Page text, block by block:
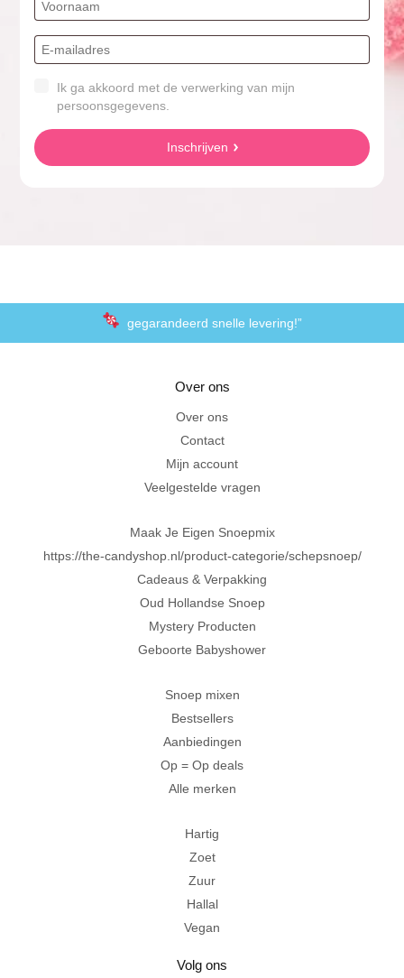
Ik ga akkoord met de verwerking van mijn
persoonsgegevens.
Inschrijven
gegarandeerd snelle levering!”
Al 20 jaar in Amersfoort
Over ons
Over ons
Contact
Mijn account
Veelgestelde vragen
Maak Je Eigen Snoepmix
https://the-candyshop.nl/product-categorie/schepsnoep/
Cadeaus & Verpakking
Oud Hollandse Snoep
Mystery Producten
Geboorte Babyshower
Snoep mixen
Bestsellers
Aanbiedingen
Op = Op deals
Alle merken
Hartig
Zoet
Zuur
Hallal
Vegan
Volg ons